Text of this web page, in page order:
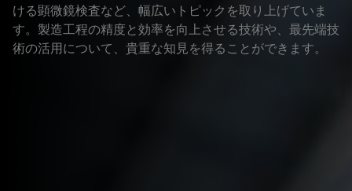
ける顕微鏡検査など、幅広いトピックを取り上げていま
す。製造工程の精度と効率を向上させる技術や、最先端技
術の活用について、貴重な知見を得ることができます。